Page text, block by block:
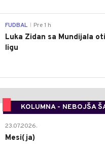
FUDBAL Pre 1 h
Luka Zidan sa Mundijala
ligu
KOLUMNA - NEBOJŠA
23.07.2026.
Mesi(ja)